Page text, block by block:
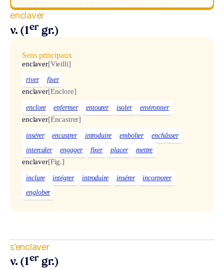
enclaver
v. (1er gr.)
Sens principaux
enclaver[Vieilli]
river fixer
enclaver[Enclore]
enclore enfermer entourer isoler environner
enclaver[Encastrer]
insérer encastrer introduire emboîter
enchâsser
intercaler
engager fixer placer mettre
enclaver[Fig.]
inclure intégrer introduire insérer
incorporer
englober
s’enclaver
v. (1er gr.)